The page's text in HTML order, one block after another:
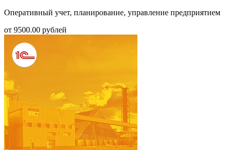
Оперативный учет, планирование, управление предприятием
от 9500.00 рублей